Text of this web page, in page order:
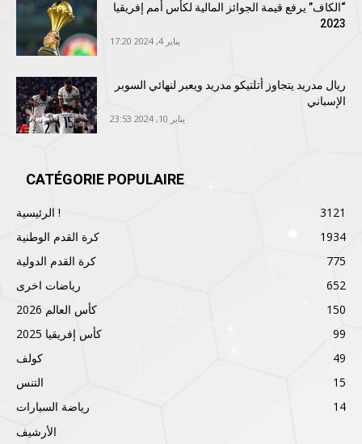
“الكاف” يرفع قيمة الجوائز المالية لكأس أمم إفريقيا
2023
يناير 4, 2024 17:20
ريال مدريد يتجاوز أتلتيكو مدريد ويعبر لنهائي السوبر
الإسباني
يناير 10, 2024 23:53
CATÉGORIE POPULAIRE
الرئيسية !
3121
كرة القدم الوطنية
1934
كرة القدم الدولية
775
رياضات اخرى
652
كأس العالم 2026
150
كأس إفريقيا 2025
99
كولف
49
التنس
15
رياضة السيارات
14
الأرشيف